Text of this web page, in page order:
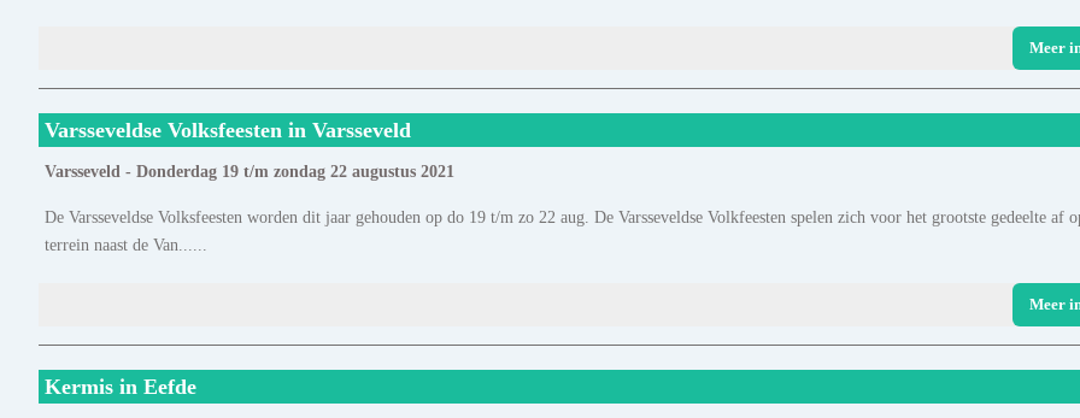
Meer
Varsseveldse Volksfeesten in Varsseveld
Varsseveld - Donderdag 19 t/m zondag 22 augustus 2021
De Varsseveldse Volksfeesten worden dit jaar gehouden op do 19 t/m zo 22 aug. De Varsseveldse Volkfeesten spelen zich voor het grootste gedeelte af
terrein naast de Van......
Meer
Kermis in Eefde